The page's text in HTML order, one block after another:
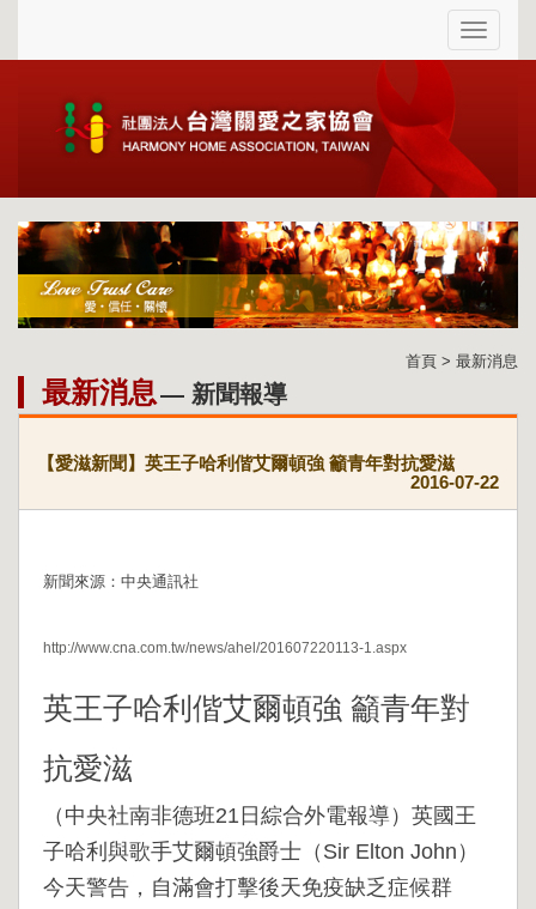
首頁 > 最新消息
最新消息— 新聞報導
【愛滋新聞】英王子哈利偕艾爾頓強 籲青年對抗愛滋
2016-07-22
新聞來源：中央通訊社
http://www.cna.com.tw/news/ahel/201607220113-1.aspx
英王子哈利偕艾爾頓強 籲青年對
抗愛滋
（中央社南非德班21日綜合外電報導）英國王
子哈利與歌手艾爾頓強爵士（Sir Elton John）
今天警告，自滿會打擊後天免疫缺乏症候群